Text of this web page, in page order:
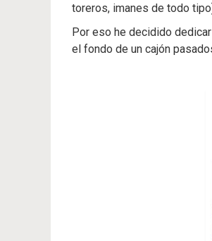
toreros, imanes de todo
Por eso he decidido
el fondo de un cajón